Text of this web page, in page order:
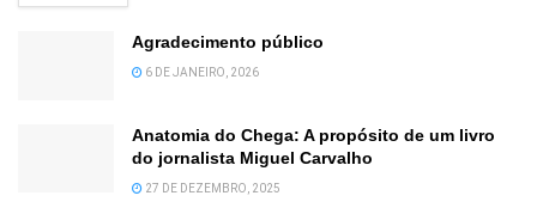
Agradecimento público
6 DE JANEIRO, 2026
Anatomia do Chega: A propósito de um livro
do jornalista Miguel Carvalho
27 DE DEZEMBRO, 2025